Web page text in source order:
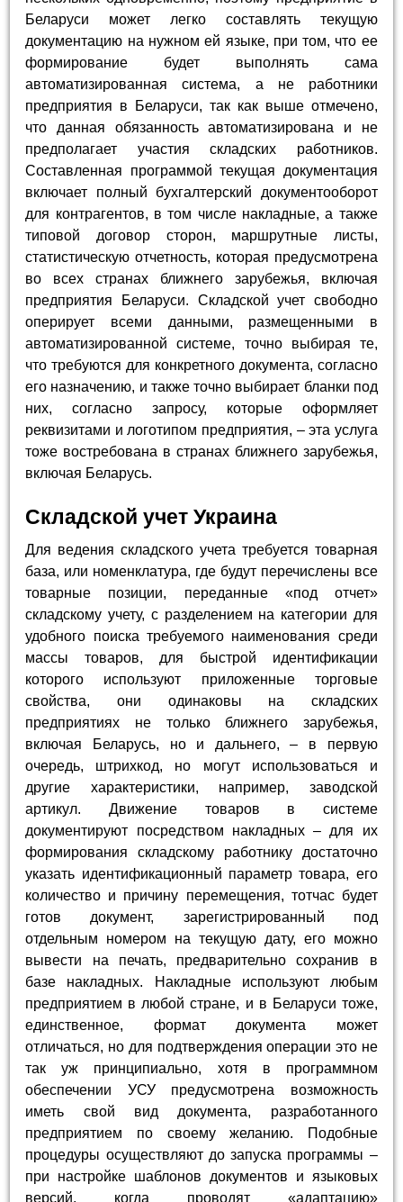
Беларуси может легко составлять текущую
документацию на нужном ей языке, при том, что ее
формирование будет выполнять сама
автоматизированная система, а не работники
предприятия в Беларуси, так как выше отмечено,
что данная обязанность автоматизирована и не
предполагает участия складских работников.
Составленная программой текущая документация
включает полный бухгалтерский документооборот
для контрагентов, в том числе накладные, а также
типовой договор сторон, маршрутные листы,
статистическую отчетность, которая предусмотрена
во всех странах ближнего зарубежья, включая
предприятия Беларуси. Складской учет свободно
оперирует всеми данными, размещенными в
автоматизированной системе, точно выбирая те,
что требуются для конкретного документа, согласно
его назначению, и также точно выбирает бланки под
них, согласно запросу, которые оформляет
реквизитами и логотипом предприятия, – эта услуга
тоже востребована в странах ближнего зарубежья,
включая Беларусь.
Складской учет Украина
Для ведения складского учета требуется товарная
база, или номенклатура, где будут перечислены все
товарные позиции, переданные «под отчет»
складскому учету, с разделением на категории для
удобного поиска требуемого наименования среди
массы товаров, для быстрой идентификации
которого используют приложенные торговые
свойства, они одинаковы на складских
предприятиях не только ближнего зарубежья,
включая Беларусь, но и дальнего, – в первую
очередь, штрихкод, но могут использоваться и
другие характеристики, например, заводской
артикул. Движение товаров в системе
документируют посредством накладных – для их
формирования складскому работнику достаточно
указать идентификационный параметр товара, его
количество и причину перемещения, тотчас будет
готов документ, зарегистрированный под
отдельным номером на текущую дату, его можно
вывести на печать, предварительно сохранив в
базе накладных. Накладные используют любым
предприятием в любой стране, и в Беларуси тоже,
единственное, формат документа может
отличаться, но для подтверждения операции это не
так уж принципиально, хотя в программном
обеспечении УСУ предусмотрена возможность
иметь свой вид документа, разработанного
предприятием по своему желанию. Подобные
процедуры осуществляют до запуска программы –
при настройке шаблонов документов и языковых
версий, когда проводят «адаптацию»